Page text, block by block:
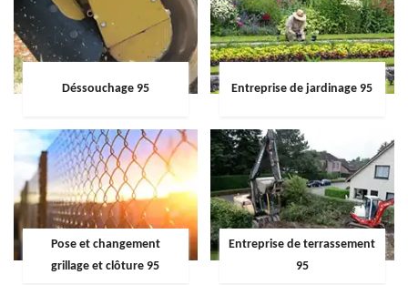
Déssouchage 95 Entreprise de jardinage 95
Pose et changement
grillage et clôture 95
Entreprise de terrassement
95